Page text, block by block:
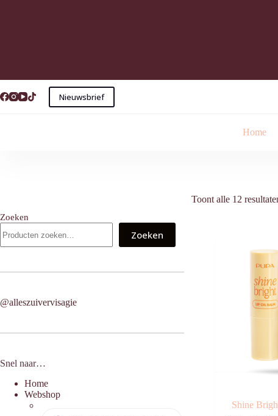
Nieuwsbrief
Home
Toont alle 12
Shine
Zoeken
Zoeken
@alleszuivervisagie
Snel naar…
Home
Webshop